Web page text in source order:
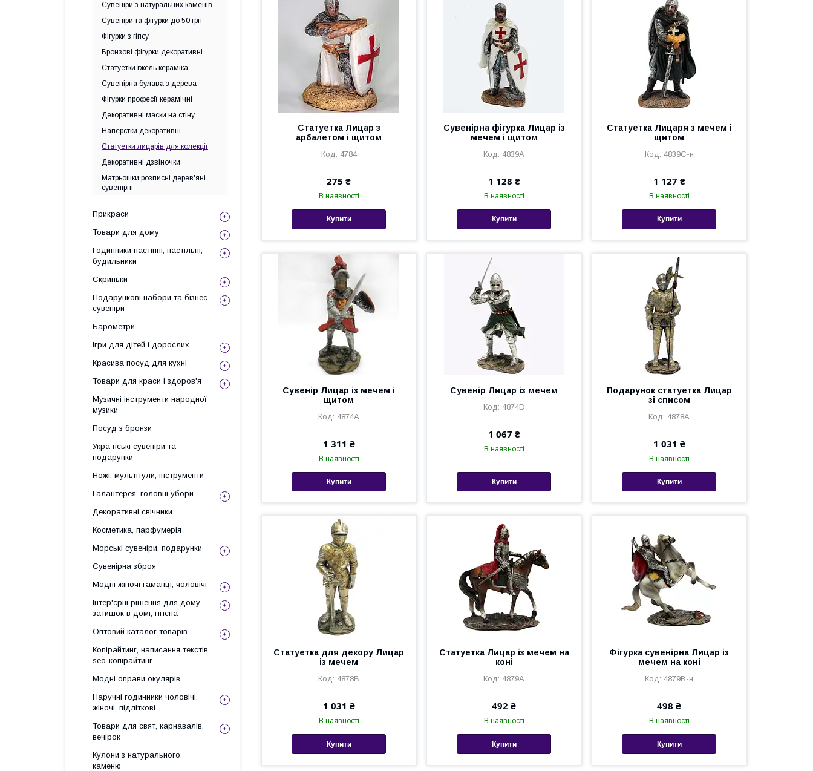
Статуетка Лицар з
арбалетом і щитом
4784
275 ₴
В наявності
Купити
Сувенірна фігурка Лицар із
мечем і щитом
4839A
1 128 ₴
В наявності
Купити
Статуетка Лицаря з мечем і
щитом
4839C-н
1 127 ₴
В наявності
Купити
Сувенір Лицар із мечем і
щитом
4874A
1 311 ₴
В наявності
Купити
Сувенір Лицар із мечем
4874D
1 067 ₴
В наявності
Купити
Подарунок статуетка Лицар
зі списом
4878A
1 031 ₴
В наявності
Купити
Статуетка для декору Лицар
із мечем
4878B
1 031 ₴
В наявності
Купити
Статуетка Лицар із мечем на
коні
4879A
492 ₴
В наявності
Купити
Фігурка сувенірна Лицар із
мечем на коні
4879B-н
498 ₴
В наявності
Купити
Сувеніри з натуральних каменів
Сувеніри та фігурки до 50 грн
Фігурки з гіпсу
Бронзові фігурки декоративні
Статуетки гжель кераміка
Сувенірна булава з дерева
Фігурки професії керамічні
Декоративні маски на стіну
Наперстки декоративні
Статуетки лицарів для колекції
Декоративні дзвіночки
Матрьошки розписні дерев'яні
сувенірні
Прикраси
Товари для дому
Годинники настінні, настільні,
будильники
Скриньки
Подарункові набори та бізнес
сувеніри
Барометри
Ігри для дітей і дорослих
Красива посуд для кухні
Товари для краси і здоров'я
Музичні інструменти народної
музики
Посуд з бронзи
Українські сувеніри та
подарунки
Ножі, мультітули, інструменти
Галантерея, головні убори
Декоративні свічники
Косметика, парфумерія
Морські сувеніри, подарунки
Сувенірна зброя
Модні жіночі гаманці, чоловічі
Інтер'єрні рішення для дому,
затишок в домі, гігієна
Оптовий каталог товарів
Копірайтинг, написання текстів,
seo-копірайтинг
Модні оправи окулярів
Наручні годинники чоловічі,
жіночі, підліткові
Товари для свят, карнавалів,
вечірок
Кулони з натурального
каменю